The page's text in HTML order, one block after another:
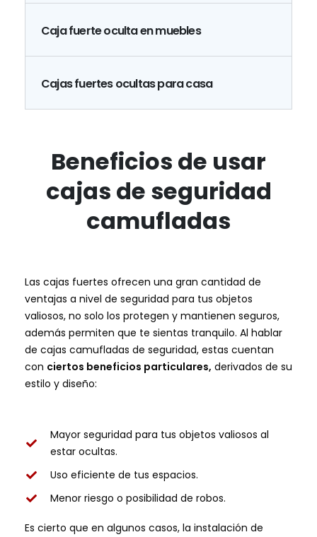
Caja fuerte oculta en muebles
Cajas fuertes ocultas para casa
Beneficios de usar
cajas de seguridad
camufladas
Las cajas fuertes ofrecen una gran cantidad de
ventajas a nivel de seguridad para tus objetos
valiosos, no solo los protegen y mantienen seguros,
además permiten que te sientas tranquilo. Al hablar
de cajas camufladas de seguridad, estas cuentan
con ciertos beneficios particulares, derivados de su
estilo y diseño:
Mayor seguridad para tus objetos valiosos al
estar ocultas.
Uso eficiente de tus espacios.
Menor riesgo o posibilidad de robos.
Es cierto que en algunos casos, la instalación de